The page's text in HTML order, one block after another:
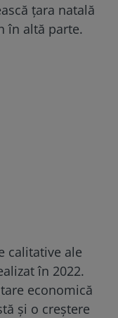
țara natală
în altă parte.
calitative ale
în 2022.
economică
și o creștere